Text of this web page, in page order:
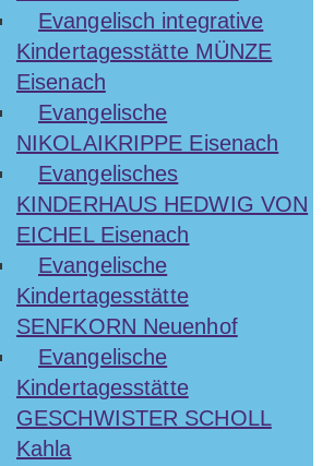
Evangelisch integrative
Kindertagesstätte MÜNZE
Eisenach
Evangelische
NIKOLAIKRIPPE Eisenach
Evangelisches
KINDERHAUS HEDWIG VON
EICHEL Eisenach
Evangelische
Kindertagesstätte
SENFKORN Neuenhof
Evangelische
Kindertagesstätte
GESCHWISTER SCHOLL
Kahla